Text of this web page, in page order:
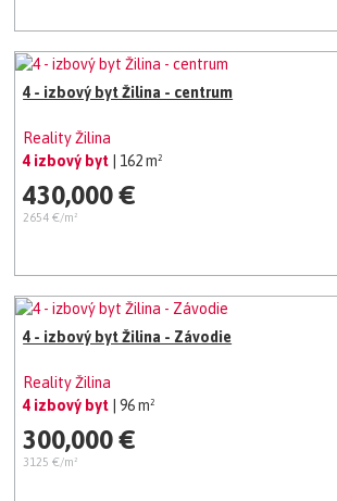
4 - izbový byt Žilina - centrum
Reality Žilina
4 izbový byt
| 162 m²
430,000 €
2654 €/m²
4 - izbový byt Žilina - Závodie
Reality Žilina
4 izbový byt
| 96 m²
300,000 €
3125 €/m²